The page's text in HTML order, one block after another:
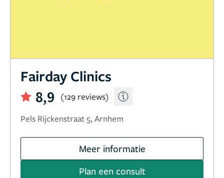
Fairday Clinics
8,9
(129 reviews)
Pels Rijckenstraat 5, Arnhem
Meer informatie
Plan een consult